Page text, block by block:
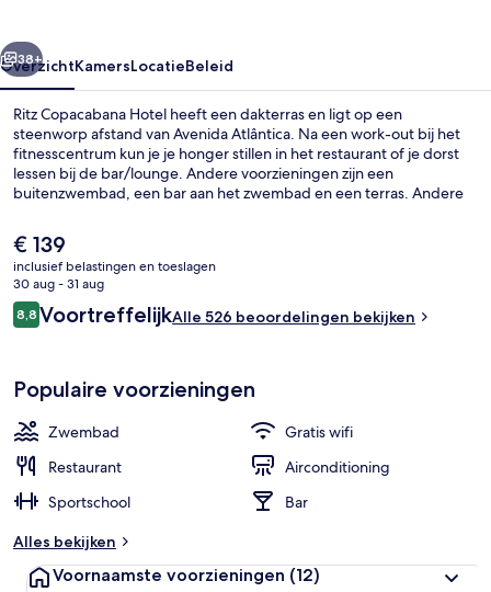
Volgende
38+
OverzichtKamersLocatieBeleid
Ritz Copacabana Hotel heeft een dakterras en ligt op een
steenworp afstand van Avenida Atlântica. Na een work-out bij het
fitnesscentrum kun je je honger stillen in het restaurant of je dorst
lessen bij de bar/lounge. Andere voorzieningen zijn een
buitenzwembad, een bar aan het zwembad en een terras. Andere
vervoer vind je op korte loopafstand: het is 6 minuten lopen naar
Station Cantagalo en 10 minuten naar Metrostation Estação 1.
De
huidige
prijs
is
€ 139
€ 139
inclusief belastingen en toeslagen
30 aug - 31 aug
Beoordelingen
8,88,8 op 10 –
VoortreffelijkAlle 526 beoordelingen bekijken
Populaire voorzieningen
Zwembad
Gratis wifi
Restaurant
Airconditioning
Sportschool
Bar
Alles bekijken
Voornaamste voorzieningen (12)